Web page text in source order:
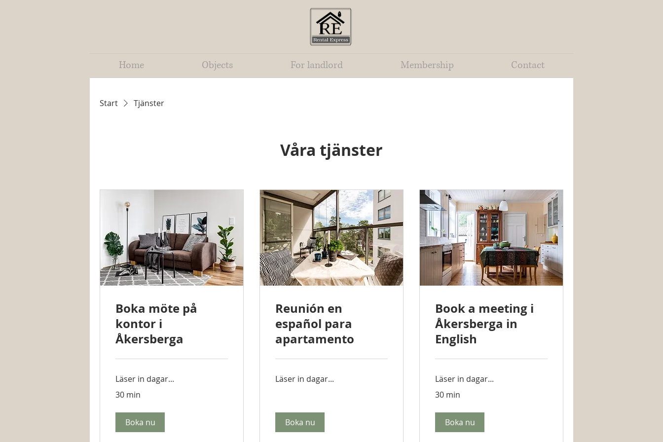
Home Objects For landlord Membership Contact
Start Tjänster
Våra tjänster
Boka möte på
kontor i
Åkersberga
Läser in dagar...
30 min
Boka nu
Reunión en
español para
apartamento
Läser in dagar...
Boka nu
Book a meeting i
Åkersberga in
English
Läser in dagar...
30 min
Boka nu